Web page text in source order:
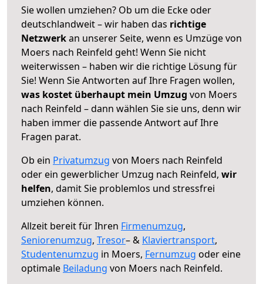
Sie wollen umziehen? Ob um die Ecke oder
deutschlandweit – wir haben das richtige
Netzwerkan unserer Seite, wenn es Umzüge von
Moers nach Reinfeld geht! Wenn Sie nicht
weiterwissen – haben wir die richtige Lösung für
Sie! Wenn Sie Antworten auf Ihre Fragen wollen,
was kostet überhaupt mein Umzug von Moers
nach Reinfeld – dann wählen Sie sie uns, denn wir
haben immer die passende Antwort auf Ihre
Fragen parat.
Ob ein Privatumzug von Moers nach Reinfeld
oder ein gewerblicher Umzug nach Reinfeld, wir
helfen, damit Sie problemlos und stressfrei
umziehen können.
Allzeit bereit für Ihren Firmenumzug,
Seniorenumzug, Tresor– & Klaviertransport,
Studentenumzug in Moers, Fernumzug oder eine
optimale Beiladung von Moers nach Reinfeld.